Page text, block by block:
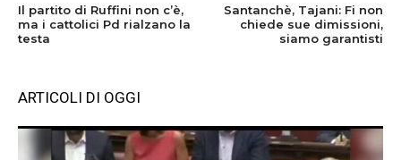
Il partito di Ruffini non c’è,
ma i cattolici Pd rialzano la
testa
Santanchè, Tajani: Fi non
chiede sue dimissioni,
siamo garantisti
ARTICOLI DI OGGI